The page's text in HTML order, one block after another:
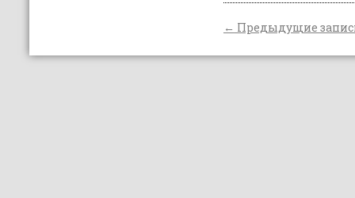
← Предыдущие